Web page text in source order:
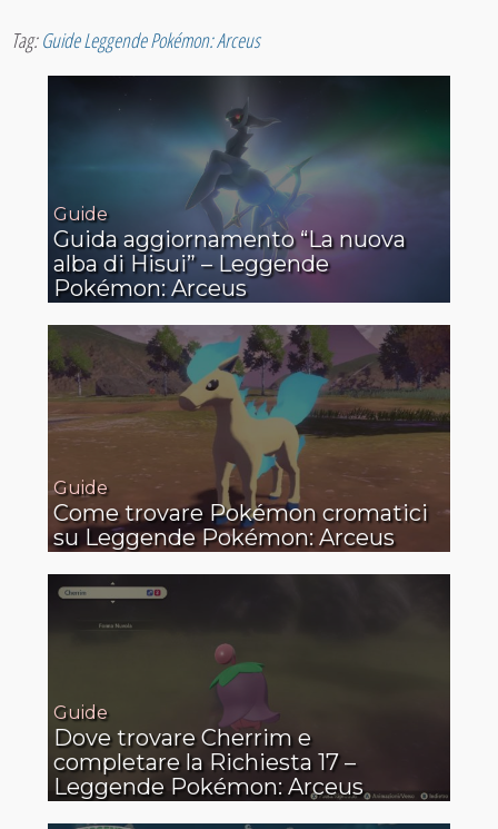
Tag:Guide Leggende Pokémon: Arceus
Guide
Guida aggiornamento “La nuova
alba di Hisui” – Leggende
Pokémon: Arceus
Guide
Come trovare Pokémon cromatici
su Leggende Pokémon: Arceus
Guide
Dove trovare Cherrim e
completare la Richiesta 17 –
Leggende Pokémon: Arceus